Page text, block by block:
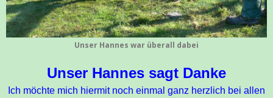
Unser Hannes war überall dabei
Unser Hannes sagt Danke
Ich möchte mich hiermit noch einmal ganz herzlich bei allen